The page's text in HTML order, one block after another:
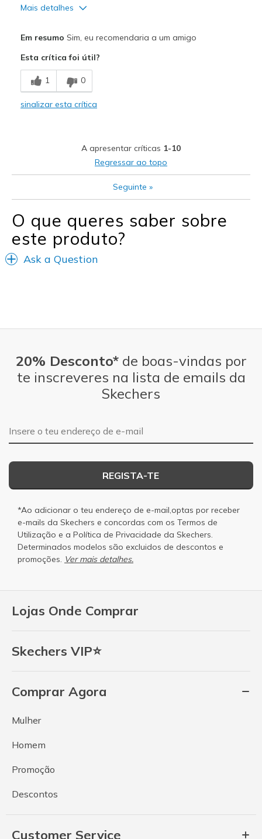
Mais detalhes
Stylish
Melhores utilizações
Casual Wear
Feels true to size
I'm Really Into Shoes
Em resumo Sim, eu recomendaria a um amigo
Esta crítica foi útil?
1 0
sinalizar esta crítica
A apresentar críticas 1-10
Regressar ao topo
Seguinte »
O que queres saber sobre
este produto?
Ask a Question
Lojas Onde Comprar
Skechers VIP⭐
Comprar Agora
Mulher
Homem
Promoção
Descontos
Customer Service
20% Desconto*de boas-vindas por
te inscreveres na lista de emails da
Skechers
Endereço de e-mail
REGISTA-TE
*Ao adicionar o teu endereço de e-mail,optas por receber
e-mails da Skechers e concordas com os Termos de
Utilização e a Política de Privacidade da Skechers.
Determinados modelos são excluidos de descontos e
promoções. Ver mais detalhes.